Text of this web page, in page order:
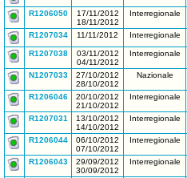
R1206050
17/11/2012
18/11/2012
Interregionale
R1207034
11/11/2012 Interregionale
R1207038
03/11/2012
04/11/2012
Interregionale
N1207033
27/10/2012
28/10/2012
Nazionale
R1206046
20/10/2012
21/10/2012
Interregionale
R1207031
13/10/2012
14/10/2012
Interregionale
R1206044
06/10/2012
07/10/2012
Interregionale
R1206043
29/09/2012
30/09/2012
Interregionale